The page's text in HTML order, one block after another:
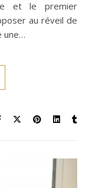
et le premier
au réveil de
une…